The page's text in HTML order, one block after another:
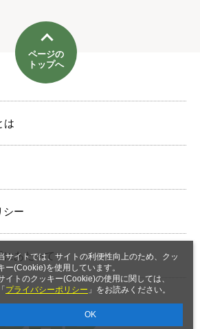
サイトでは、サイトの利便性向上のため、クッ
ー(Cookie)を使用しています。
イトのクッキー(Cookie)の使用に関しては、
「 プライバシーポリシー 」をお読みください。
OK
ページの
トップへ
は
シー
あたって